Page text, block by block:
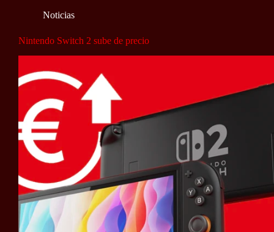
Noticias
Nintendo Switch 2 sube de precio